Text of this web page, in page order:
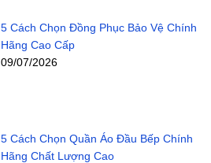
5 Cách Chọn Đồng Phục Bảo Vệ Chính
Hãng Cao Cấp
09/07/2026
5 Cách Chọn Quần Áo Đầu Bếp Chính
Hãng Chất Lượng Cao